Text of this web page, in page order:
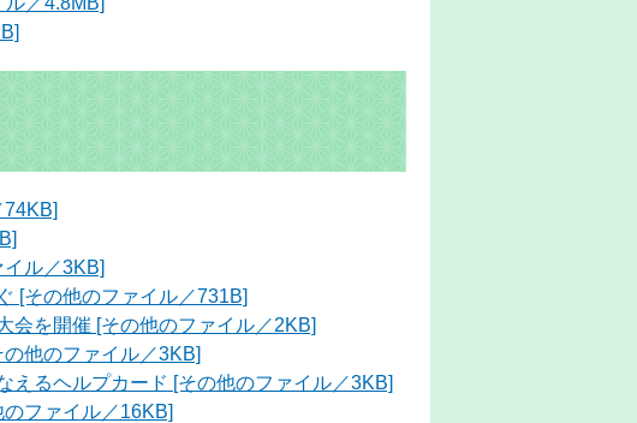
ル／3KB]
[その他のファイル／731B]
会を開催 [その他のファイル／2KB]
他のファイル／3KB]
えるヘルプカード [その他のファイル／3KB]
ファイル／16KB]